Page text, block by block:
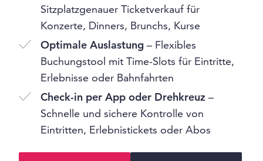
Sitzplatzgenauer Ticketverkauf für
Konzerte, Dinners, Brunchs, Kurse
Optimale Auslastung – Flexibles
Buchungstool mit Time-Slots für Eintritte,
Erlebnisse oder Bahnfahrten
Check-in per App oder Drehkreuz –
Schnelle und sichere Kontrolle von
Eintritten, Erlebnistickets oder Abos